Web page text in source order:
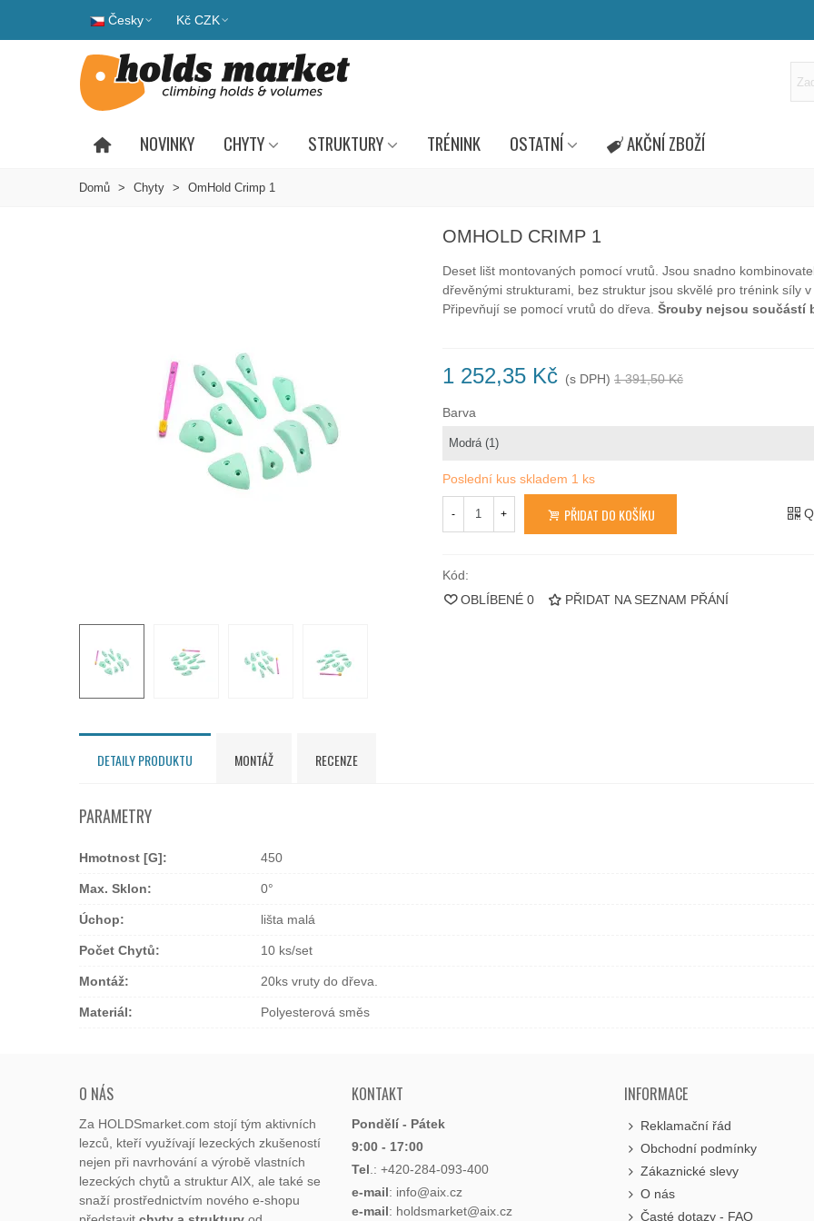
Česky Kč CZK
NOVINKY CHYTY STRUKTURY TRÉNINK OSTATNÍ AKČNÍ ZBOŽÍ
Domů > Chyty > OmHold Crimp 1
OMHOLD CRIMP 1
Deset lišt montovaných pomocí vrutů. Jsou snadno
dřevěnými strukturami, bez struktur jsou skvělé pro trénink síly v
Připevňují se pomocí vrutů do dřeva. Šrouby nejsou součástí
1 252,35 Kč (s DPH) 1 391,50 Kč
Barva
Poslední kus skladem 1 ks
- + PŘIDAT DO KOŠÍKU
Kód:
OBLÍBENÉ 0 PŘIDAT NA SEZNAM PŘÁNÍ
DETAILY PRODUKTU MONTÁŽ RECENZE
PARAMETRY
Hmotnost [g]: 450
Max. Sklon: 0°
Úchop: lišta malá
Počet Chytů: 10 ks/set
Montáž: 20ks vruty do dřeva.
Materiál: Polyesterová směs
O NÁS
Za HOLDSmarket.com stojí tým aktivních
lezců, kteří využívají lezeckých zkušeností
nejen při navrhování a výrobě vlastních
lezeckých chytů a struktur AIX, ale také se
snaží prostřednictvím nového e-shopu
KONTAKT
Pondělí - Pátek
9:00 - 17:00
Tel .: +420-284-093-400
e-mail: info@aix.cz
e-mail: holdsmarket@aix.cz
INFORMACE
Reklamační řád
Obchodní podmínky
Zákaznické slevy
O nás
Časté dotazy - FAQ